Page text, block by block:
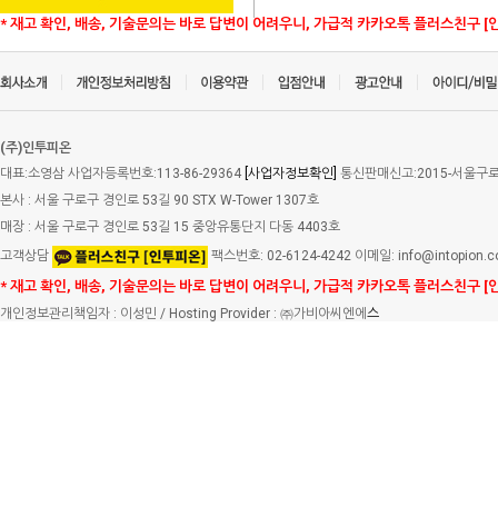
* 재고 확인, 배송, 기술문의는 바로 답변이 어려우니, 가급적 카카오톡 플러스친구 [
(주)인투피온
대표:소영삼 사업자등록번호:113-86-29364 [사업자정보확인] 통신판매신고:2015-서울구
본사 : 서울 구로구 경인로 53길 90 STX W-Tower 1307호
매장 : 서울 구로구 경인로 53길 15 중앙유통단지 다동 4403호
고객상담
팩스번호: 02-6124-4242 이메일:
* 재고 확인, 배송, 기술문의는 바로 답변이 어려우니, 가급적 카카오톡 플러스친구 [
개인정보관리책임자 : 이성민 / Hosting Provider : ㈜가비아씨엔에 스